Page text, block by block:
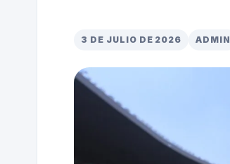
3 DE JULIO DE 2026 ADMIN